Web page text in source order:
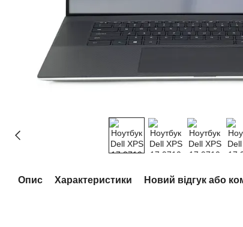
Опис Характеристики Новий відгук або